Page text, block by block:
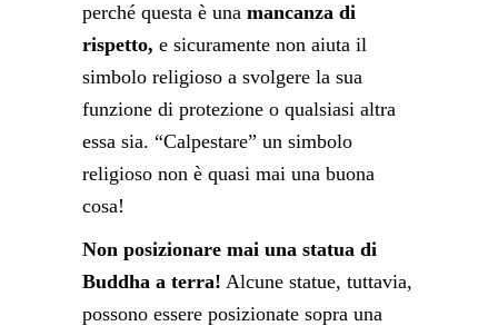
perché questa è una mancanza di
rispetto, e sicuramente non aiuta il
simbolo religioso a svolgere la sua
funzione di protezione o qualsiasi altra
essa sia. “Calpestare” un simbolo
religioso non è quasi mai una buona
cosa!
Non posizionare mai una statua di
Buddha a terra! Alcune statue, tuttavia,
possono essere posizionate sopra una